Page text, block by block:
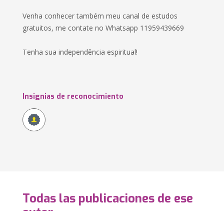
Venha conhecer também meu canal de estudos
gratuitos, me contate no Whatsapp 11959439669
Tenha sua independência espiritual!
Insignias de reconocimiento
Todas las publicaciones de ese